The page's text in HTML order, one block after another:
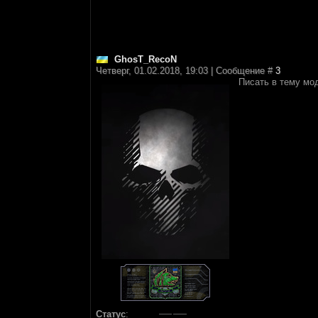
GhosT_RecoN
Четверг, 01.02.2018, 19:03 | Сообщение # 3
Статус:
Писать в тему